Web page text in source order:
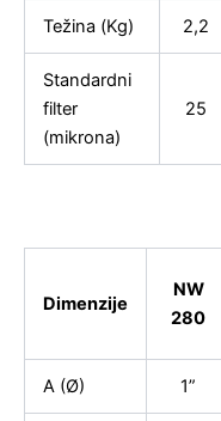
Težina (Kg) 2,2
Standardni
filter
(mikrona)
25
Dimenzije
NW
280
A (Ø) 1”